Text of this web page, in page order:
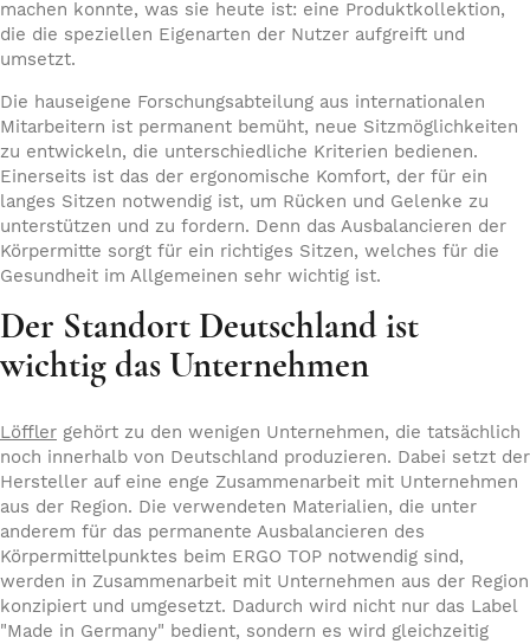
machen konnte, was sie heute ist: eine Produktkollektion,
die die speziellen Eigenarten der Nutzer aufgreift und
umsetzt.
Die hauseigene Forschungsabteilung aus internationalen
Mitarbeitern ist permanent bemüht, neue Sitzmöglichkeiten
zu entwickeln, die unterschiedliche Kriterien bedienen.
Einerseits ist das der ergonomische Komfort, der für ein
langes Sitzen notwendig ist, um Rücken und Gelenke zu
unterstützen und zu fordern. Denn das Ausbalancieren der
Körpermitte sorgt für ein richtiges Sitzen, welches für die
Gesundheit im Allgemeinen sehr wichtig ist.
Der Standort Deutschland ist
wichtig das Unternehmen
Löffler gehört zu den wenigen Unternehmen, die tatsächlich
noch innerhalb von Deutschland produzieren. Dabei setzt der
Hersteller auf eine enge Zusammenarbeit mit Unternehmen
aus der Region. Die verwendeten Materialien, die unter
anderem für das permanente Ausbalancieren des
Körpermittelpunktes beim ERGO TOP notwendig sind,
werden in Zusammenarbeit mit Unternehmen aus der Region
konzipiert und umgesetzt. Dadurch wird nicht nur das Label
"Made in Germany" bedient, sondern es wird gleichzeitig